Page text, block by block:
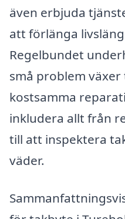
även erbjuda
att förlänga
Regelbundet
små problem
kostsamma
inkludera allt från
till att inspektera
väder.